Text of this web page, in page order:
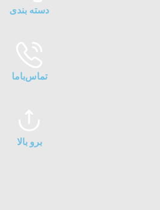
دسته بندی
تماس‌با‌ما
برو بالا